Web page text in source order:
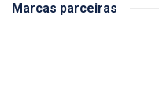
Marcas parceiras